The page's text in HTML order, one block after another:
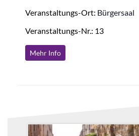
Veranstaltungs-Ort: Bürgersaal
Veranstaltungs-Nr.: 13
Mehr Info